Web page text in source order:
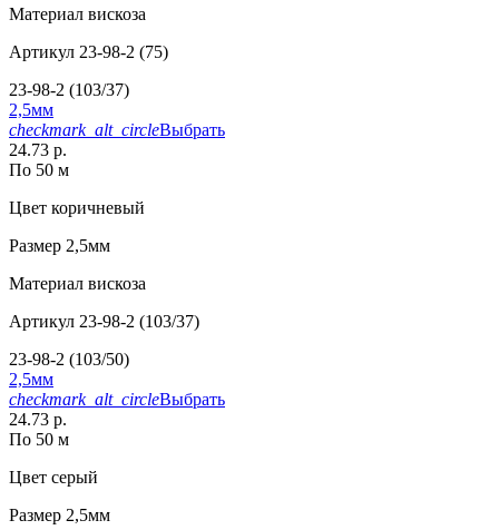
Материал вискоза
Артикул 23-98-2 (75)
23-98-2 (103/37)
2,5мм
checkmark_alt_circleВыбрать
24.73 р.
По 50 м
Цвет коричневый
Размер 2,5мм
Материал вискоза
Артикул 23-98-2 (103/37)
23-98-2 (103/50)
2,5мм
checkmark_alt_circleВыбрать
24.73 р.
По 50 м
Цвет серый
Размер 2,5мм